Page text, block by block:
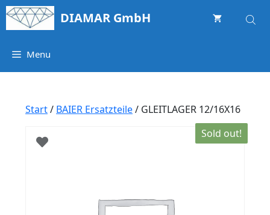
Springe
zum
DIAMAR GmbH
Menu
Start/ BAIER Ersatzteile/ GLEITLAGER 12/16X16
Sold out!